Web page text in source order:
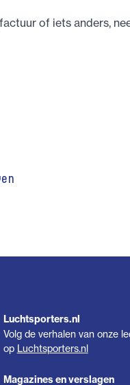
of iets anders,
Luchtsporters.nl
Volg de verhalen van onze
op Luchtsporters.nl
Magazines en verslagen